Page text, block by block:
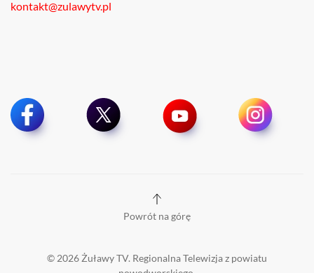
kontakt@zulawytv.pl
Powrót na górę
© 2026 Żuławy TV. Regionalna Telewizja z powiatu